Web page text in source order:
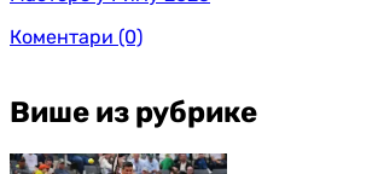
Коментари (0)
Више из рубрике